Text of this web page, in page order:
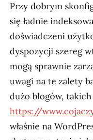
Przy dobrym
się ładnie
doświadczeni
dyspozycji szereg
mogą sprawnie
uwagi na te zalety
dużo blogów, takich
https://
właśnie na